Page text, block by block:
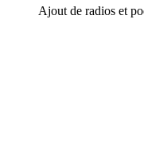
Ajout de radios et